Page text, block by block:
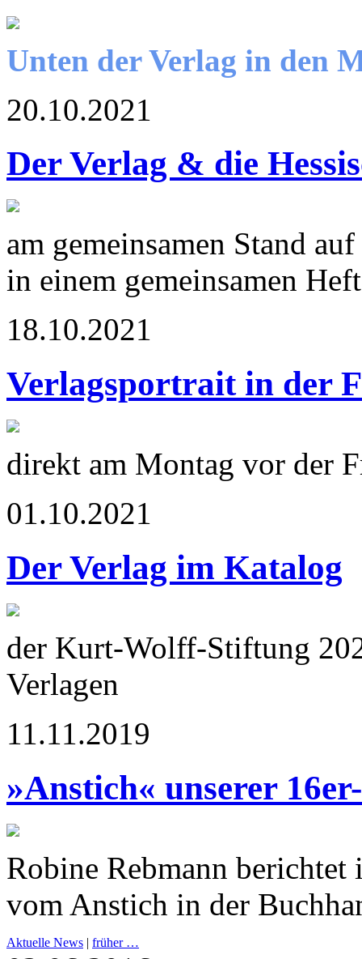
Unten der Verlag in den
20.10.2021
Der Verlag & die
am gemeinsamen Stand
in einem gemeinsamen
18.10.2021
Verlagsportrait in der
direkt am Montag vor der
01.10.2021
Der Verlag im Katalog
der Kurt-Wolff-Stiftung
Verlagen
11.11.2019
»Anstich« unserer
Robine Rebmann
vom Anstich in der
Aktuelle News | früher …